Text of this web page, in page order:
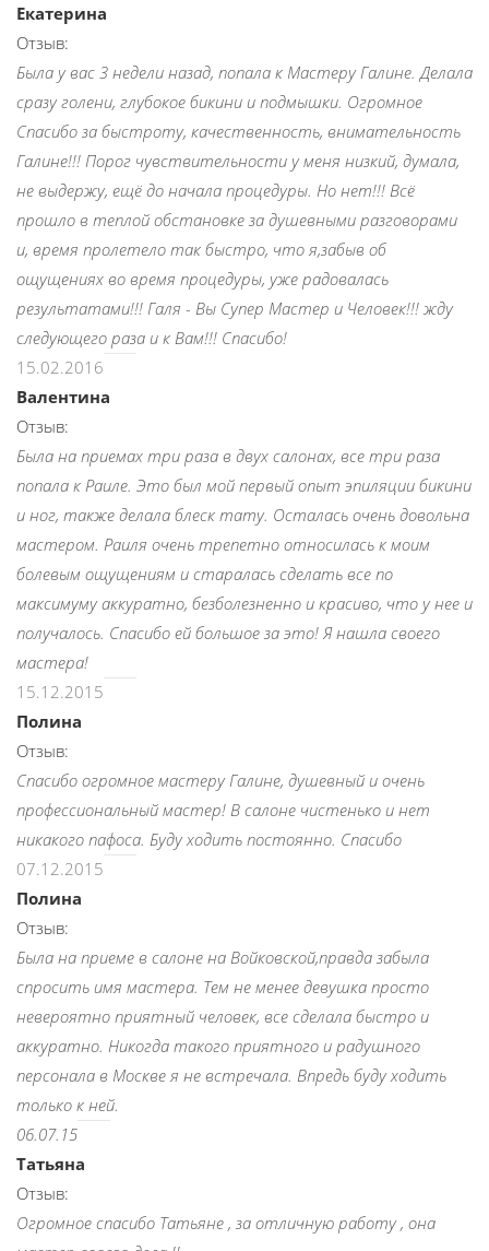
Екатерина
Отзыв:
Была у вас 3 недели назад, попала к Мастеру Галине. Делала
сразу голени, глубокое бикини и подмышки. Огромное
Спасибо за быстроту, качественность, внимательность
Галине!!! Порог чувствительности у меня низкий, думала,
не выдержу, ещё до начала процедуры. Но нет!!! Всё
прошло в теплой обстановке за душевными разговорами
и, время пролетело так быстро, что я,забыв об
ощущениях во время процедуры, уже радовалась
результатами!!! Галя - Вы Супер Мастер и Человек!!! жду
следующего раза и к Вам!!! Спасибо!
15.02.2016
Валентина
Отзыв:
Была на приемах три раза в двух салонах, все три раза
попала к Раиле. Это был мой первый опыт эпиляции бикини
и ног, также делала блеск тату. Осталась очень довольна
мастером. Раиля очень трепетно относилась к моим
болевым ощущениям и старалась сделать все по
максимуму аккуратно, безболезненно и красиво, что у нее и
получалось. Спасибо ей большое за это! Я нашла своего
мастера!
15.12.2015
Полина
Отзыв:
Спасибо огромное мастеру Галине, душевный и очень
профессиональный мастер! В салоне чистенько и нет
никакого пафоса. Буду ходить постоянно. Спасибо
07.12.2015
Полина
Отзыв:
Была на приеме в салоне на Войковской,правда забыла
спросить имя мастера. Тем не менее девушка просто
невероятно приятный человек, все сделала быстро и
аккуратно. Никогда такого приятного и радушного
персонала в Москве я не встречала. Впредь буду ходить
только к ней.
06.07.15
Татьяна
Отзыв:
Огромное спасибо Татьяне , за отличную работу , она